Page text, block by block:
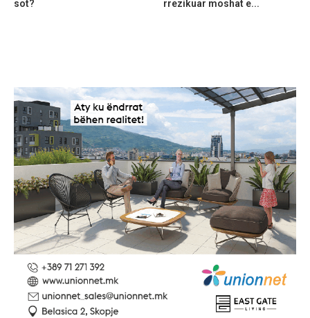
sot?
rrezikuar moshat e...